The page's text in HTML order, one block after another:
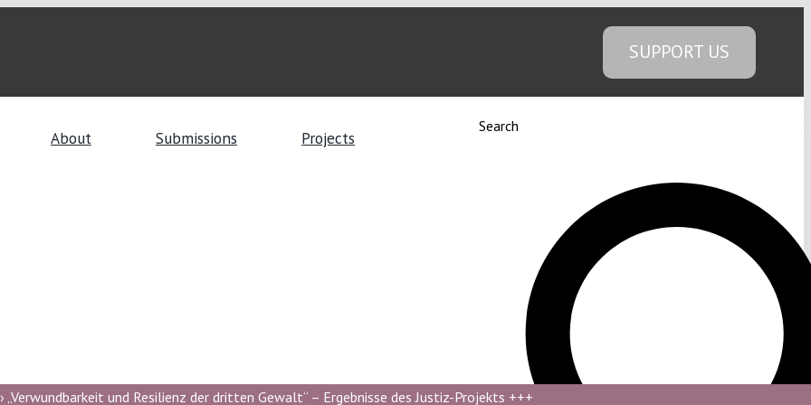
SUPPORT US
About Submissions Projects
Search
„Verwundbarkeit und Resilienz der dritten Gewalt“ – Ergebnisse des Justiz-Projekts +++